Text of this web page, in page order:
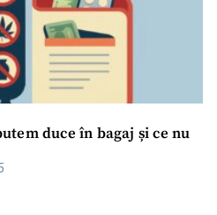
duce în bagaj și ce nu